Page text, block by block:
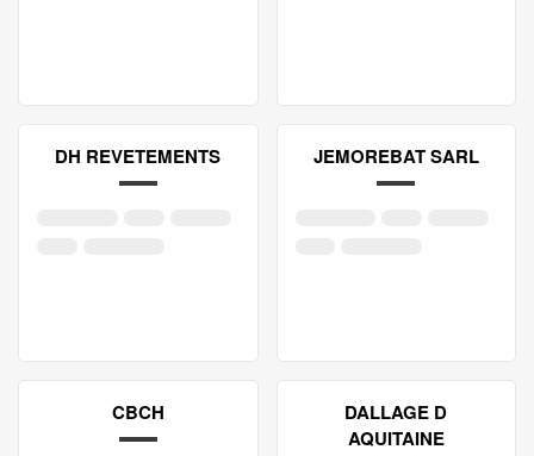
DH REVETEMENTS JEMOREBAT SARL
CBCH
DALLAGE D
AQUITAINE